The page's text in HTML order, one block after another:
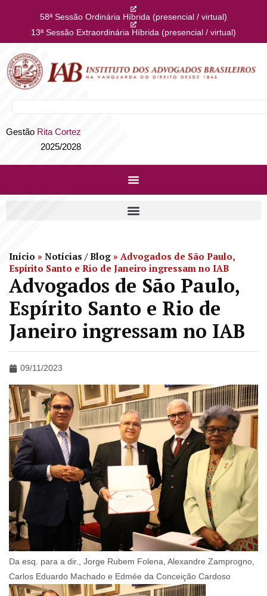
58ª Sessão Ordinária Híbrida (presencial / virtual)
13ª Sessão Extraordinária Híbrida (presencial / virtual)
Gestão Rita Cortez
2025/2028
Início » Notícias / Blog » Advogados de São Paulo,
Espírito Santo e Rio de Janeiro ingressam no IAB
Advogados de São Paulo,
Espírito Santo e Rio de
Janeiro ingressam no IAB
09/11/2023
Da esq. para a dir., Jorge Rubem Folena, Alexandre Zamprogno,
Carlos Eduardo Machado e Edmée da Conceição Cardoso